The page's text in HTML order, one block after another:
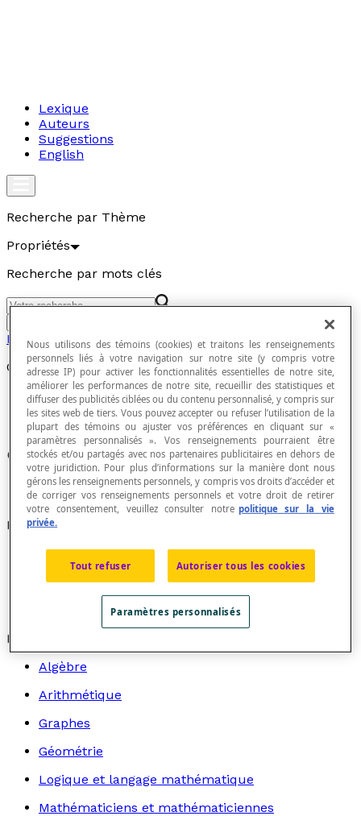
Lexique
Auteurs
Suggestions
English
Recherche par Thème
Propriétés
Recherche par mots clés
Propriétés
Coplanaires
Qui appartiennent à un même plan.
Exemples
Des
droites parallèles
sont des droites coplanaires
distantes.
droites gauchessont des droites qui
n'appartiennent pas à un même plan.
Recherche par thème
Algèbre
Arithmétique
Graphes
Géométrie
Logique et langage mathématique
Mathématiciens et mathématiciennes
Nous utilisons des témoins (cookies) et traitons les renseignements
personnels liés à votre navigation sur notre site (y compris votre
adresse IP) pour activer les fonctionnalités essentielles de notre site,
améliorer les performances de notre site, recueillir des statistiques et
diffuser des publicités ciblées ou du contenu personnalisé, y compris sur
les sites web de tiers. Vous pouvez accepter ou refuser l’utilisation de la
plupart des témoins ou ajuster vos préférences en cliquant sur «
paramètres personnalisés ». Vos renseignements pourraient être
stockés et/ou partagés avec nos partenaires publicitaires en dehors de
votre juridiction. Pour plus d’informations sur la manière dont nous
gérons les renseignements personnels, y compris vos droits d’accéder et
de corriger vos renseignements personnels et votre droit de retirer
votre consentement, veuillez consulter notre politique sur la vie
privée.
Tout refuser Autoriser tous les cookies
Paramètres personnalisés